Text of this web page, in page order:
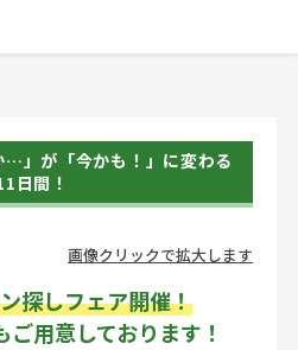
…」が「今かも！」に変わる
日間！
画像クリックで拡大します
探しフェア開催！
用意しております！